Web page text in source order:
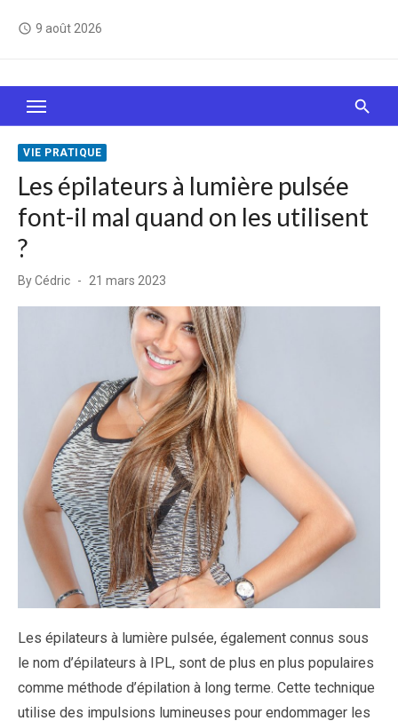
access_time 9 août 2026
Le Web, c'est comme une boîte de chocolats… On
sait jamais sur quoi on va tomber !
VIE PRATIQUE
Les épilateurs à lumière pulsée
font-il mal quand on les utilisent
?
ByCédric
Posted
21 mars 2023
Les épilateurs à lumière pulsée, également connus sous
le nom d’épilateurs à IPL, sont de plus en plus populaires
comme méthode d’épilation à long terme. Cette technique
utilise des impulsions lumineuses pour endommager les